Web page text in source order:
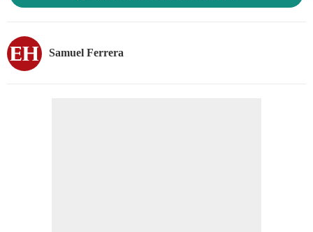
Samuel Ferrera